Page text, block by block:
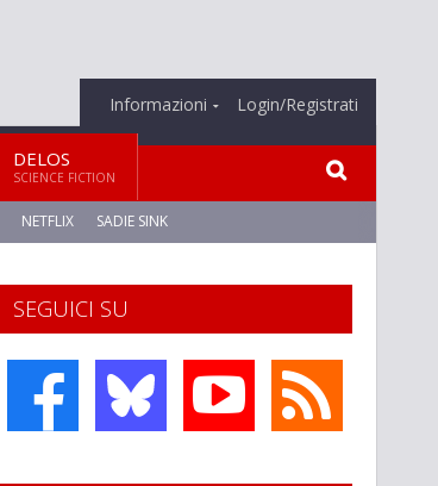
Informazioni Login/Registrati
DELOS
SCIENCE FICTION
NETFLIX SADIE SINK
SEGUICI SU